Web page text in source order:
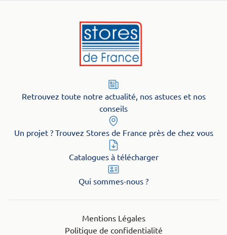
Retrouvez toute notre actualité, nos astuces et nos
conseils
Un projet ? Trouvez Stores de France près de chez vous
Catalogues à télécharger
Qui sommes-nous ?
Mentions Légales
Politique de confidentialité